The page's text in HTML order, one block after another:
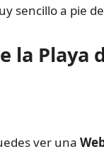
sencillo a pie
la Playa
ver una